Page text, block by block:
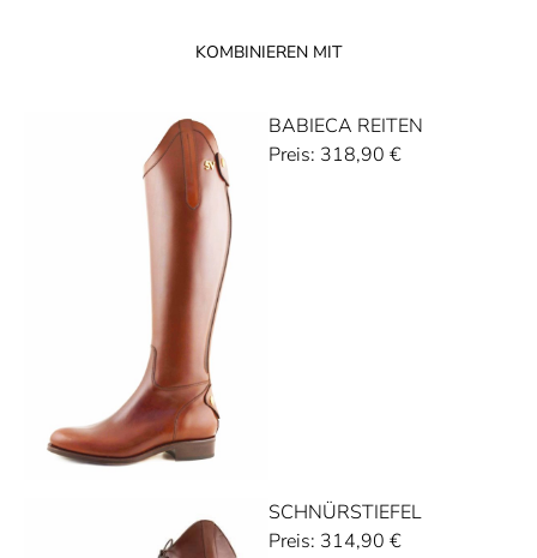
KOMBINIEREN MIT
BABIECA REITEN
Preis: 318,90 €
SCHNÜRSTIEFEL
Preis: 314,90 €